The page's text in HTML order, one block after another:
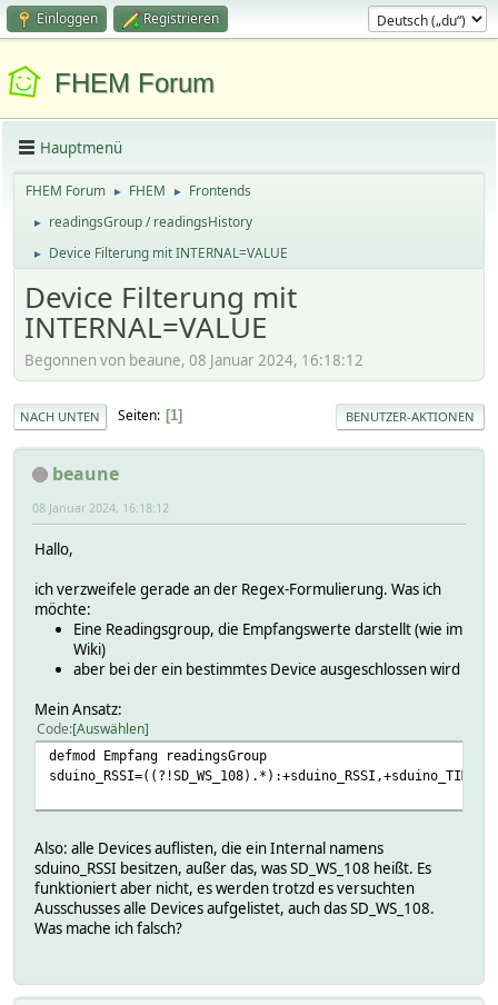
Einloggen Registrieren
FHEM Forum
Hauptmenü
FHEM Forum ► FHEM ► Frontends
► readingsGroup / readingsHistory
► Device Filterung mit INTERNAL=VALUE
Device Filterung mit
INTERNAL=VALUE
Begonnen von beaune, 08 Januar 2024, 16:18:12
NACH UNTEN Seiten 1 BENUTZER-AKTIONEN
beaune
08 Januar 2024, 16:18:12
Hallo,
ich verzweifele gerade an der Regex-Formulierung. Was ich
möchte:
Eine Readingsgroup, die Empfangswerte darstellt (wie im
Wiki)
aber bei der ein bestimmtes Device ausgeschlossen wird
Mein Ansatz:
Code Auswählen
defmod Empfang readingsGroup
Also: alle Devices auflisten, die ein Internal namens
sduino_RSSI besitzen, außer das, was SD_WS_108 heißt. Es
funktioniert aber nicht, es werden trotzd es versuchten
Ausschusses alle Devices aufgelistet, auch das SD_WS_108.
Was mache ich falsch?